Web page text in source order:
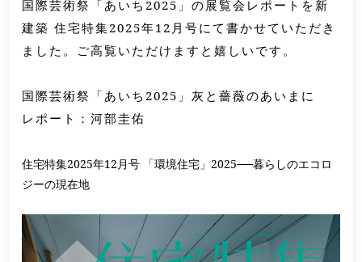
国際芸術祭「あいち2025」の展覧会レポートを新
建築 住宅特集2025年12月号にて書かせていただき
ました。ご高覧いただけますと嬉しいです。
国際芸術祭「あいち2025」灰と薔薇のあいまに
レポート：河部圭佑
住宅特集2025年12月号 「環境住宅」2025──暮らしのエコロ
ジーの現在地